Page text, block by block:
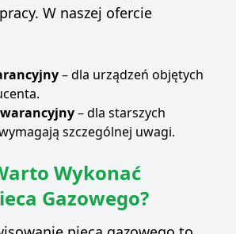
W naszej ofercie
– dla urządzeń objętych
– dla starszych
szczególnej uwagi.
Wykonać
Gazowego?